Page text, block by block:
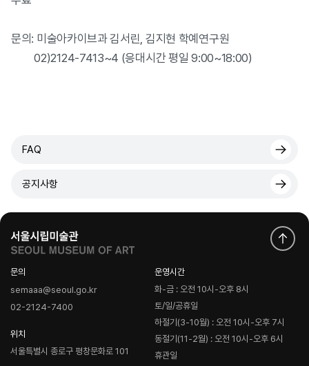
문의: 미술아카이브과 김서린, 김지현 학예연구원
02)2124-7413~4 (응대시간 평일 9:00~18:00)
FAQ
공지사항
문의
semaaa@seoul.go.kr
02-2124-7400
위치
서울특별시 종로구 평창문화로 101
운영시간
화-금 : 오전 10시-오후 8시
토/일/공휴일
하절기(3-10월) : 오전 10시-오후 7시
동절기(11-2월) : 오전 10시-오후 6시
휴관일